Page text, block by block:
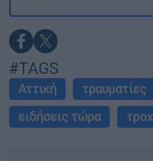
#TAGS
Αττική τραυματίες
ειδήσεις τώρα